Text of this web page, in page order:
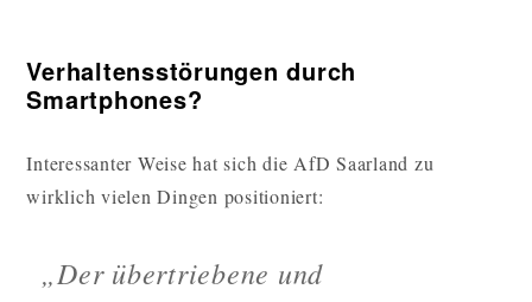
Verhaltensstörungen durch
Smartphones?
Interessanter Weise hat sich die AfD Saarland zu
wirklich vielen Dingen positioniert:
„Der übertriebene und